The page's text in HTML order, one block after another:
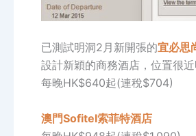
已測試明洞2月新開張的宜必思
設計新穎的商務酒店，位置很
每晚HK$640起(連稅$704)
澳門Sofitel索菲特酒店